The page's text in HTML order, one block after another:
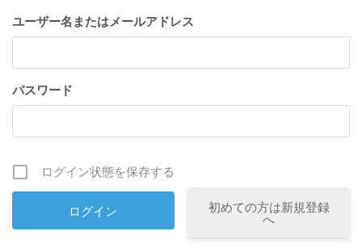
ユーザー名またはメールアドレス
パスワード
ログイン状態を保存する
初めての方は新規登録
へ